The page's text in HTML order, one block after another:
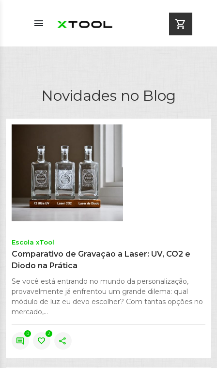
menu shopping_cart
Novidades no Blog
Escola xTool
Comparativo de Gravação a Laser: UV, CO2 e
Diodo na Prática
Se você está entrando no mundo da personalização,
provavelmente já enfrentou um grande dilema: qual
módulo de luz eu devo escolher? Com tantas opções no
mercado,...
comment
0
favorite
2
share